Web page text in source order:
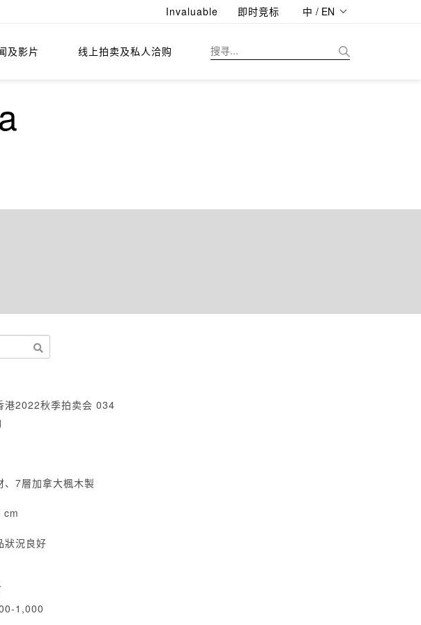
Invaluable 即时竞标 中 / EN
及影片 线上拍卖及私人洽购
港2022秋季拍卖会 034
、7層加拿大楓木製
cm
狀況良好
1,000